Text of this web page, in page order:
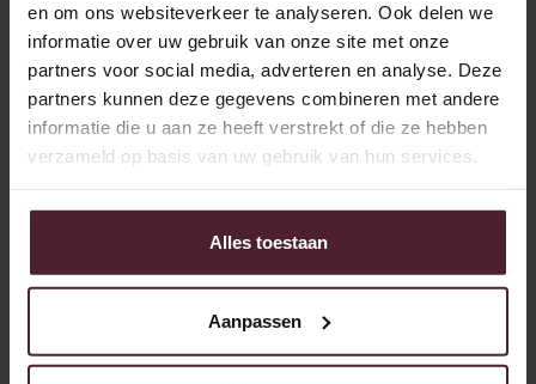
en om ons websiteverkeer te analyseren. Ook delen we
informatie over uw gebruik van onze site met onze
partners voor social media, adverteren en analyse. Deze
partners kunnen deze gegevens combineren met andere
informatie die u aan ze heeft verstrekt of die ze hebben
verzameld op basis van uw gebruik van hun services.
Alles toestaan
Aanpassen
Na het afkoelen begint het leukste deel. Gebruik acrylverf,
glitter, reliëfverf of vernis voor een mooie afwerking. Door
het zout dat tijdens het drogen naar boven komt, worden
de kleuren soms wat lichter. Met een laklaag breng je de
kleuren weer mooi terug.
kerstdecoraties die je elk jaar weer met plezier ophangt.
Droog bewaard blijven ze heel lang mooi.